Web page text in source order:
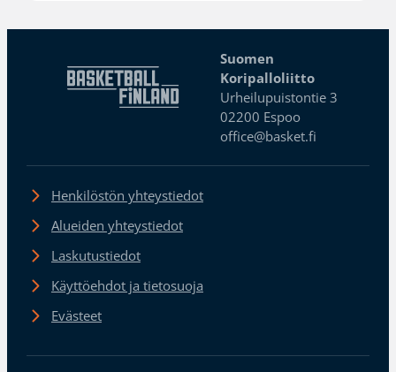
Suomen
Koripalloliitto
Urheilupuistontie 3
02200 Espoo
office@basket.fi
Henkilöstön yhteystiedot
Alueiden yhteystiedot
Laskutustiedot
Käyttöehdot ja tietosuoja
Evästeet